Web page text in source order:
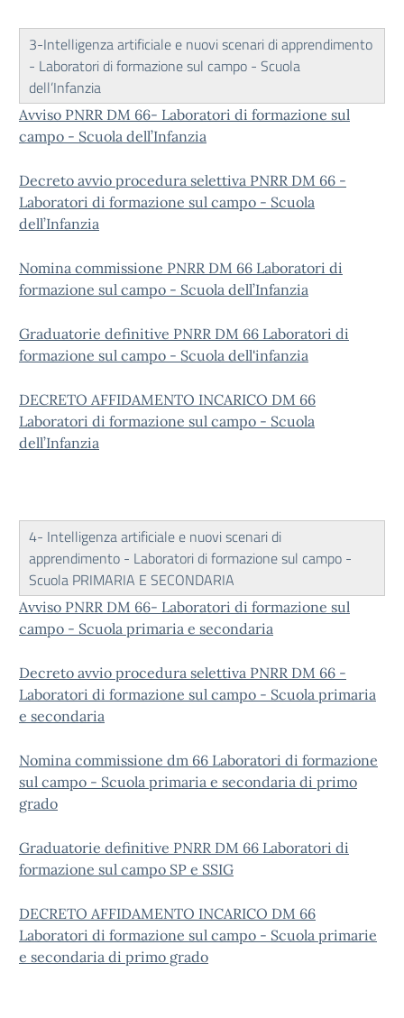
3-Intelligenza artificiale e nuovi scenari di apprendimento
- Laboratori di formazione sul campo - Scuola
dell’Infanzia
Avviso PNRR DM 66- Laboratori di formazione sul
campo - Scuola dell’Infanzia
Decreto avvio procedura selettiva PNRR DM 66 -
Laboratori di formazione sul campo - Scuola
dell’Infanzia
Nomina commissione PNRR DM 66 Laboratori di
formazione sul campo - Scuola dell’Infanzia
Graduatorie definitive PNRR DM 66 Laboratori di
formazione sul campo - Scuola dell'infanzia
DECRETO AFFIDAMENTO INCARICO DM 66
Laboratori di formazione sul campo - Scuola
dell’Infanzia
4- Intelligenza artificiale e nuovi scenari di
apprendimento - Laboratori di formazione sul campo -
Scuola PRIMARIA E SECONDARIA
Avviso PNRR DM 66- Laboratori di formazione sul
campo - Scuola primaria e secondaria
Decreto avvio procedura selettiva PNRR DM 66 -
Laboratori di formazione sul campo - Scuola primaria
e secondaria
Nomina commissione dm 66 Laboratori di formazione
sul campo - Scuola primaria e secondaria di primo
grado
Graduatorie definitive PNRR DM 66 Laboratori di
formazione sul campo SP e SSIG
DECRETO AFFIDAMENTO INCARICO DM 66
Laboratori di formazione sul campo - Scuola primarie
e secondaria di primo grado